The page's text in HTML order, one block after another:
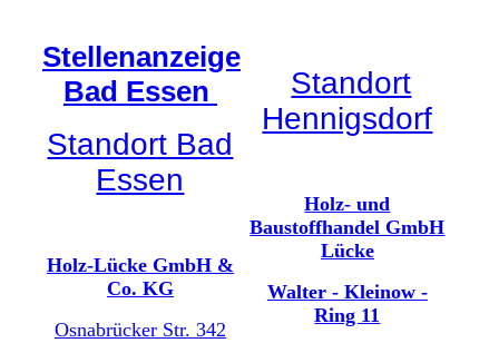
Stellenanzeige
Bad Essen
Standort Bad
Essen
Holz-Lücke GmbH &
Co. KG
Osnabrücker Str. 342
Standort
Hennigsdorf
Holz- und
Baustoffhandel GmbH
Lücke
Walter - Kleinow -
Ring 11